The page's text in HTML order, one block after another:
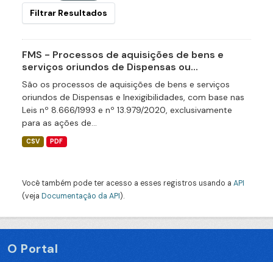
Filtrar Resultados
FMS - Processos de aquisições de bens e
serviços oriundos de Dispensas ou...
São os processos de aquisições de bens e serviços
oriundos de Dispensas e Inexigibilidades, com base nas
Leis nº 8.666/1993 e nº 13.979/2020, exclusivamente
para as ações de...
CSV PDF
Você também pode ter acesso a esses registros usando a API
(veja Documentação da API).
O Portal